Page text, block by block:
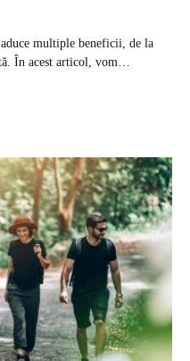
multiple beneficii, de la
În acest articol, vom…